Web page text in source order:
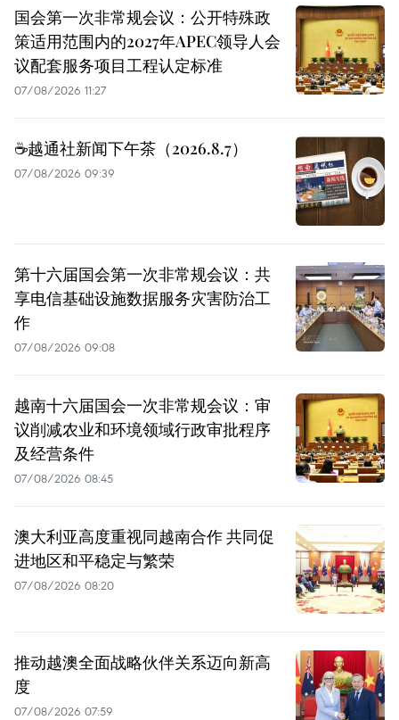
国会第一次非常规会议：公开特殊政
策适用范围内的2027年APEC领导人会
议配套服务项目工程认定标准
07/08/2026 11:27
☕️越通社新闻下午茶（2026.8.7）
07/08/2026 09:39
第十六届国会第一次非常规会议：共
享电信基础设施数据服务灾害防治工
作
07/08/2026 09:08
越南十六届国会一次非常规会议：审
议削减农业和环境领域行政审批程序
及经营条件
07/08/2026 08:45
澳大利亚高度重视同越南合作 共同促
进地区和平稳定与繁荣
07/08/2026 08:20
推动越澳全面战略伙伴关系迈向新高
度
07/08/2026 07:59